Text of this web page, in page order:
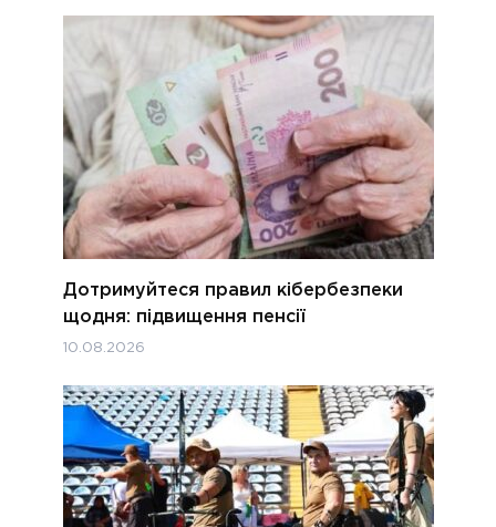
Дотримуйтеся правил кібербезпеки
щодня: підвищення пенсії
10.08.2026